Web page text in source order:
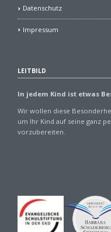
Datenschutz
Impressum
LEITBILD
In jedem Kind ist etwas
Wir wollen diese
um Ihr Kind auf seine ganz
vorzubereiten.